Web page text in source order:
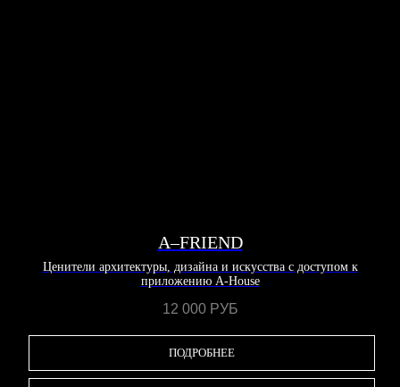
A–FRIEND
Ценители архитектуры, дизайна и искусства с доступом к
приложению A-House
12 000 РУБ
ПОДРОБНЕЕ